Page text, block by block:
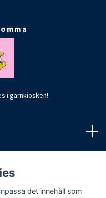
i garnkiosken!
det innehåll som